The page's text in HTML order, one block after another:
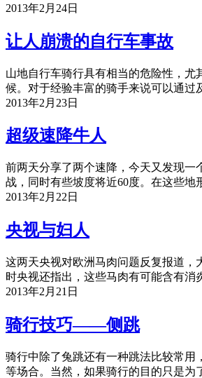
2013年2月24日
让人崩溃的自行车事故
山地自行车骑行具有相当的危险性，
候。对于经验丰富的骑手来说可以通
2013年2月23日
超级速降牛人
前两天分享了两个速降，今天又发现一
战，同时有些坡度将近60度。在这些
2013年2月22日
央视与妇人
这两天央视对欧洲马肉问题反复报道，
时央视还指出，这些马肉有可能含有
2013年2月21日
骑行技巧——侧跳
骑行中除了兔跳还有一种跳法比较常
等场合。当然，如果骑行的目的只是